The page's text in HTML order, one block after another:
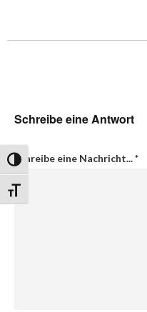
Umschalten auf hohe Kontraste
Schrift vergrößern
Schreibe eine Antwort
Schreibe eine Nachricht...*